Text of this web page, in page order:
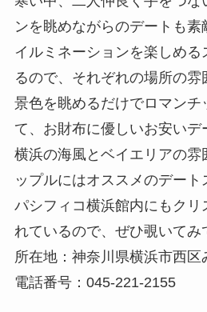
ンを眺めながらのデートも素
イルミネーションを楽しめ
るので、それぞれの場所の雰
景色を眺めるだけでロマンチ
て、お財布に優しいお安いデ
横浜の海風とベイエリアの雰
ップルにはオススメのデート
パシフィコ横浜館内にもクリ
れているので、ぜひ覗いてみ
所在地：神奈川県横浜市西区
電話番号：045-221-2155